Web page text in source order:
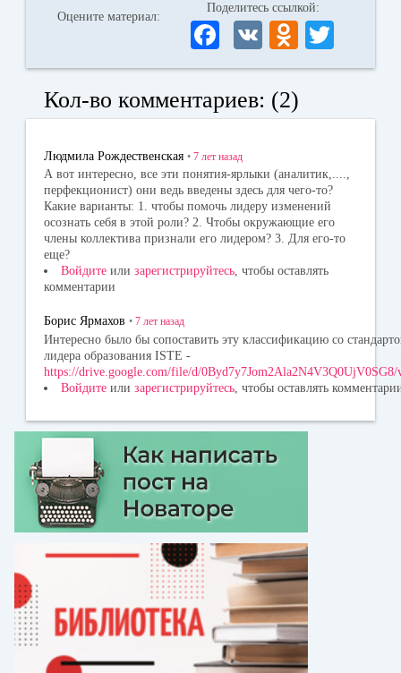
Оцените материал:
Поделитесь ссылкой:
Fa
ce
bo
ok
V
K
O
dn
la
ni
ki
wi
r
Кол-во комментариев: (2)
Людмила Рождественская • 7 лет назад
А вот интересно, все эти понятия-ярлыки (аналитик,....,
перфекционист) они ведь введены здесь для чего-то?
Какие варианты: 1. чтобы помочь лидеру изменений
осознать себя в этой роли? 2. Чтобы окружающие его
члены коллектива признали его лидером? 3. Для его-то
еще?
Войдите или зарегистрируйтесь, чтобы оставлять
комментарии
Борис Ярмахов • 7 лет назад
Интересно было бы сопоставить эту классификацию со
лидера образования ISTE -
https://drive.google.com/file/d/0Byd7y7Jom2Ala2N4V3Q0UjV0SG8/
Войдите или зарегистрируйтесь , чтобы оставлять